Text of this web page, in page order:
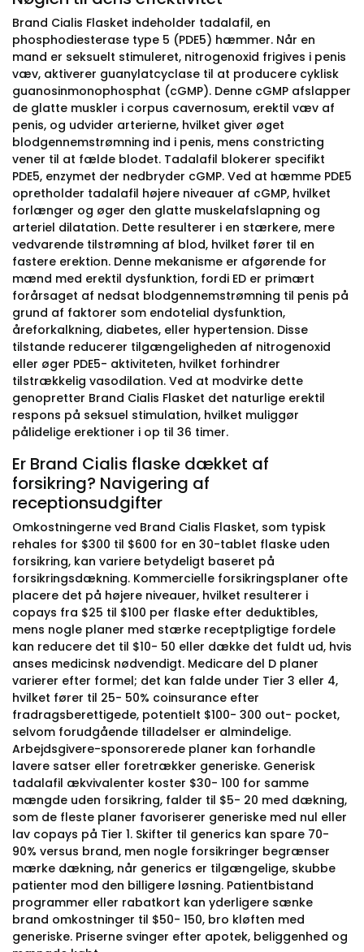
Brand Cialis Flasket indeholder tadalafil, en
phosphodiesterase type 5 (PDE5) hæmmer. Når en
mand er seksuelt stimuleret, nitrogenoxid frigives i penis
væv, aktiverer guanylatcyclase til at producere cyklisk
guanosinmonophosphat (cGMP). Denne cGMP afslapper
de glatte muskler i corpus cavernosum, erektil væv af
penis, og udvider arterierne, hvilket giver øget
blodgennemstrømning ind i penis, mens constricting
vener til at fælde blodet. Tadalafil blokerer specifikt
PDE5, enzymet der nedbryder cGMP. Ved at hæmme PDE5
opretholder tadalafil højere niveauer af cGMP, hvilket
forlænger og øger den glatte muskelafslapning og
arteriel dilatation. Dette resulterer i en stærkere, mere
vedvarende tilstrømning af blod, hvilket fører til en
fastere erektion. Denne mekanisme er afgørende for
mænd med erektil dysfunktion, fordi ED er primært
forårsaget af nedsat blodgennemstrømning til penis på
grund af faktorer som endotelial dysfunktion,
åreforkalkning, diabetes, eller hypertension. Disse
tilstande reducerer tilgængeligheden af nitrogenoxid
eller øger PDE5- aktiviteten, hvilket forhindrer
tilstrækkelig vasodilation. Ved at modvirke dette
genopretter Brand Cialis Flasket det naturlige erektil
respons på seksuel stimulation, hvilket muliggør
pålidelige erektioner i op til 36 timer.
Er Brand Cialis flaske dækket af
forsikring? Navigering af
receptionsudgifter
Omkostningerne ved Brand Cialis Flasket, som typisk
rehales for $300 til $600 for en 30-tablet flaske uden
forsikring, kan variere betydeligt baseret på
forsikringsdækning. Kommercielle forsikringsplaner ofte
placere det på højere niveauer, hvilket resulterer i
copays fra $25 til $100 per flaske efter deduktibles,
mens nogle planer med stærke receptpligtige fordele
kan reducere det til $10- 50 eller dække det fuldt ud, hvis
anses medicinsk nødvendigt. Medicare del D planer
varierer efter formel; det kan falde under Tier 3 eller 4,
hvilket fører til 25- 50% coinsurance efter
fradragsberettigede, potentielt $100- 300 out- pocket,
selvom forudgående tilladelser er almindelige.
Arbejdsgivere-sponsorerede planer kan forhandle
lavere satser eller foretrækker generiske. Generisk
tadalafil ækvivalenter koster $30- 100 for samme
mængde uden forsikring, falder til $5- 20 med dækning,
som de fleste planer favoriserer generiske med nul eller
lav copays på Tier 1. Skifter til generics kan spare 70-
90% versus brand, men nogle forsikringer begrænser
mærke dækning, når generics er tilgængelige, skubbe
patienter mod den billigere løsning. Patientbistand
programmer eller rabatkort kan yderligere sænke
brand omkostninger til $50- 150, bro kløften med
generiske. Priserne svinger efter apotek, beliggenhed og